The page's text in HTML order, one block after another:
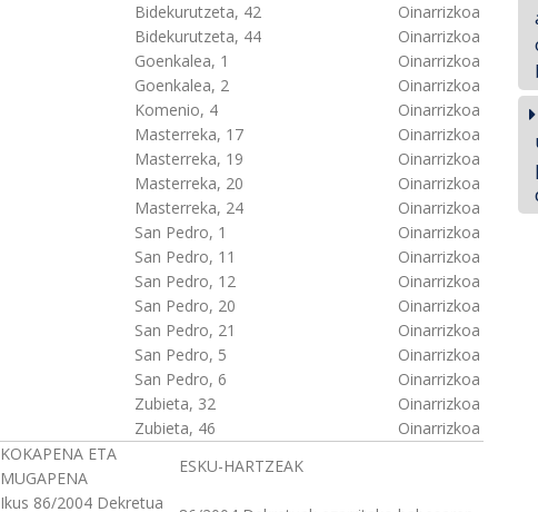
Bidekurutzeta, 42
Oinarrizkoa
Bidekurutzeta, 44
Oinarrizkoa
Goenkalea, 1
Oinarrizkoa
Goenkalea, 2
Oinarrizkoa
Komenio, 4
Oinarrizkoa
Masterreka, 17
Oinarrizkoa
Masterreka, 19
Oinarrizkoa
Masterreka, 20
Oinarrizkoa
Masterreka, 24
Oinarrizkoa
San Pedro, 1
Oinarrizkoa
San Pedro, 11
Oinarrizkoa
San Pedro, 12
Oinarrizkoa
San Pedro, 20
Oinarrizkoa
San Pedro, 21
Oinarrizkoa
San Pedro, 5
Oinarrizkoa
San Pedro, 6
Oinarrizkoa
Zubieta, 32
Oinarrizkoa
Zubieta, 46
Oinarrizkoa
KOKAPENA ETA
MUGAPENA
ESKU-HARTZEAK
Ikus 86/2004 Dekretua